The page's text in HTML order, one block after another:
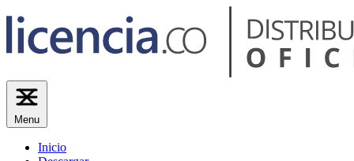
Menu
Inicio